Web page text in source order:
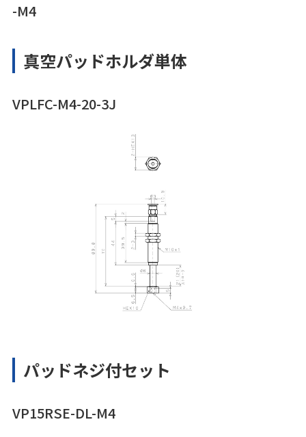
-M4
真空パッドホルダ単体
VPLFC-M4-20-3J
パッドネジ付セット
VP15RSE-DL-M4